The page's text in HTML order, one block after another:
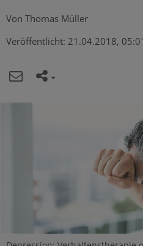
Von Thomas Müller
Veröffentlicht: 21.04.2018,